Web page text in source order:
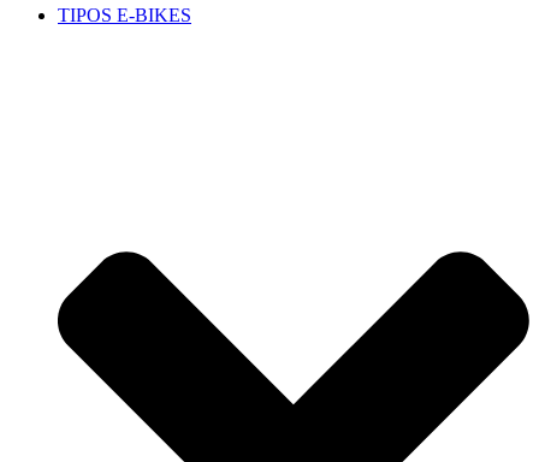
TIPOS E-BIKES